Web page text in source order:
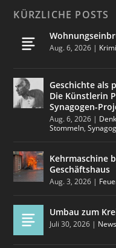
KÜRZLICHE POSTS
Aug. 6, 2026 |
Geschichte als
Die Künstlerin
Synagogen-
Aug. 6, 2026 |
Stommeln,
Kehrmaschine
Geschäftshaus
Aug. 3, 2026 |
Umbau zum
Juli 30, 2026 | News